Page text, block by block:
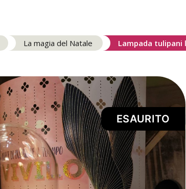
La magia del Natale Lampada tulipani
ESAURITO